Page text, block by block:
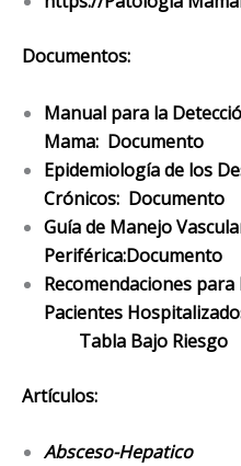
Documentos:
Manual para la
Mama: Documento
Epidemiología de los
Crónicos: Documento
Guía de Manejo
Periférica:Documento
Recomendaciones
Pacientes
Tabla Bajo Riesgo
Artículos:
Absceso-Hepatico